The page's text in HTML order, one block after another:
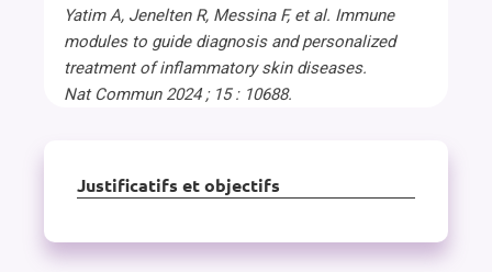
Yatim A, Jenelten R, Messina F, et al. Immune
modules to guide diagnosis and personalized
treatment of inflammatory skin diseases.
Nat Commun 2024 ; 15 : 10688.
Justificatifs et objectifs